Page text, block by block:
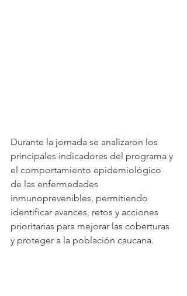
Durante la jornada se analizaron los
principales indicadores del programa y
el comportamiento epidemiológico
de las enfermedades
inmunoprevenibles, permitiendo
identificar avances, retos y acciones
prioritarias para mejorar las coberturas
y proteger a la población caucana.